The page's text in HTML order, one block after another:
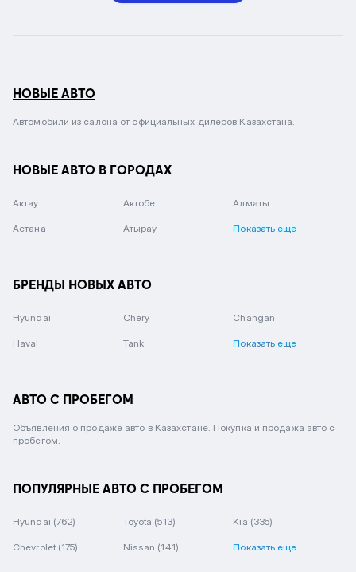
НОВЫЕ АВТО
Автомобили из салона от официальных дилеров Казахстана.
НОВЫЕ АВТО В ГОРОДАХ
Актау Актобе Алматы
Астана Атырау Показать еще
БРЕНДЫ НОВЫХ АВТО
Hyundai Chery Changan
Haval Tank Показать еще
АВТО С ПРОБЕГОМ
Объявления о продаже авто в Казахстане. Покупка и продажа авто с
пробегом.
ПОПУЛЯРНЫЕ АВТО С ПРОБЕГОМ
Hyundai (762) Toyota (513) Kia (335)
Chevrolet (175) Nissan (141) Показать еще